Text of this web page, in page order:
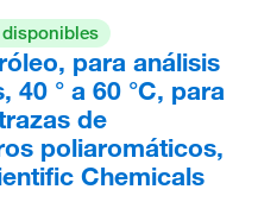
para análisis
40 ° a 60 °C, para
de
poliaromáticos,
Chemicals